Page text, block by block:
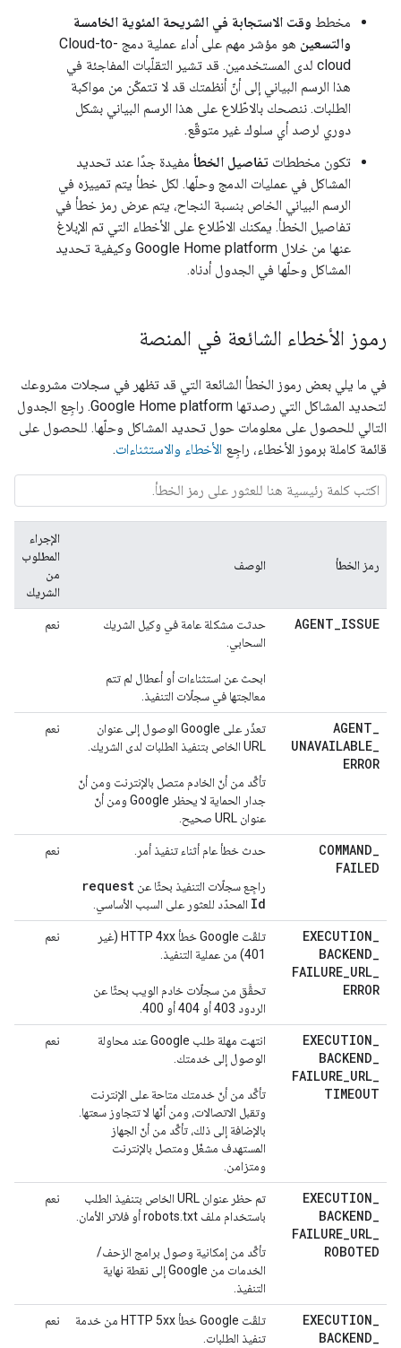
مخطط وقت الاستجابة في الشريحة المئوية الخامسة
والتسعين هو مؤشر مهم على أداء عملية دمج Cloud-to-
cloud لدى المستخدمين. قد تشير التقلّبات المفاجئة في
هذا الرسم البياني إلى أنّ أنظمتك قد لا تتمكّن من مواكبة
الطلبات. ننصحك بالاطّلاع على هذا الرسم البياني بشكل
دوري لرصد أي سلوك غير متوقّع.
تكون مخططات تفاصيل الخطأ مفيدة جدًا عند تحديد
المشاكل في عمليات الدمج وحلّها. لكل خطأ يتم تمييزه في
الرسم البياني الخاص بنسبة النجاح، يتم عرض رمز خطأ في
تفاصيل الخطأ. يمكنك الاطّلاع على الأخطاء التي تم الإبلاغ
عنها من خلال Google Home platform وكيفية تحديد
المشاكل وحلّها في الجدول أدناه.
رموز الأخطاء الشائعة في المنصة
في ما يلي بعض رموز الخطأ الشائعة التي قد تظهر في سجلات مشروعك
لتحديد المشاكل التي رصدتها Google Home platform. راجِع الجدول
التالي للحصول على معلومات حول تحديد المشاكل وحلّها. للحصول على
قائمة كاملة برموز الأخطاء، راجِع الأخطاء والاستثناءات.
رمز الخطأ الوصف
الإجراء
المطلوب
من
الشريك
AGENT_ISSUE
حدثت مشكلة عامة في وكيل الشريك
السحابي.
ابحث عن استثناءات أو أعطال لم تتم
معالجتها في سجلّات التنفيذ.
نعم
AGENT_
UNAVAILABLE_
ERROR
تعذّر على Google الوصول إلى عنوان
URL الخاص بتنفيذ الطلبات لدى الشريك.
تأكَّد من أنّ الخادم متصل بالإنترنت ومن أنّ
جدار الحماية لا يحظر Google ومن أنّ
عنوان URL صحيح.
نعم
COMMAND_
FAILED
حدث خطأ عام أثناء تنفيذ أمر.
راجِع سجلّات التنفيذ بحثًا عن request
Id المحدّد للعثور على السبب الأساسي.
نعم
EXECUTION_
BACKEND_
FAILURE_URL_
ERROR
تلقّت Google خطأ HTTP 4xx (غير
401) من عملية التنفيذ.
تحقَّق من سجلّات خادم الويب بحثًا عن
الردود 403 أو 404 أو 400.
نعم
EXECUTION_
BACKEND_
FAILURE_URL_
TIMEOUT
انتهت مهلة طلب Google عند محاولة
الوصول إلى خدمتك.
تأكَّد من أنّ خدمتك متاحة على الإنترنت
وتقبل الاتصالات، ومن أنّها لا تتجاوز سعتها.
بالإضافة إلى ذلك، تأكَّد من أنّ الجهاز
المستهدف مشغّل ومتصل بالإنترنت
ومتزامن.
نعم
EXECUTION_
BACKEND_
FAILURE_URL_
ROBOTED
تم حظر عنوان URL الخاص بتنفيذ الطلب
باستخدام ملف robots.txt أو فلاتر الأمان.
تأكَّد من إمكانية وصول برامج الزحف/
الخدمات من Google إلى نقطة نهاية
التنفيذ.
نعم
EXECUTION_
BACKEND_
تلقّت Google خطأ HTTP 5xx من خدمة
تنفيذ الطلبات.
نعم